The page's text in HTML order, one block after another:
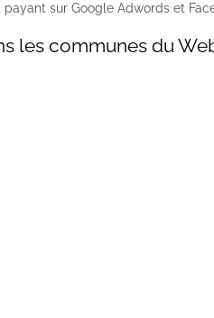
sur Google Adwords et
les communes du